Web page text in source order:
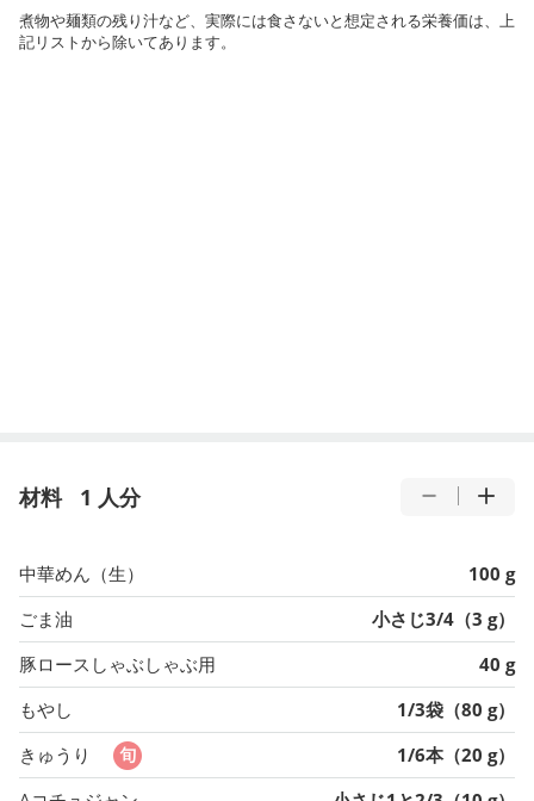
煮物や麺類の残り汁など、実際には食さないと想定される栄養価は、上
記リストから除いてあります。
材料 1 人分
中華めん（生）
100 g
ごま油
小さじ3/4（3 g）
豚ロースしゃぶしゃぶ用
40 g
もやし
1/3袋（80 g）
きゅうり
1/6本（20 g）